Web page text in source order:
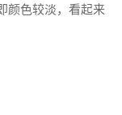
颜色较淡，看起来